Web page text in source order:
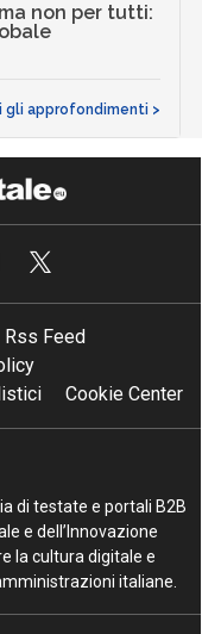
non per tutti:
gli approfondimenti >
Rss Feed
Cookie Center
di testate e portali B2B
e dell’Innovazione
la cultura digitale e
italiane.